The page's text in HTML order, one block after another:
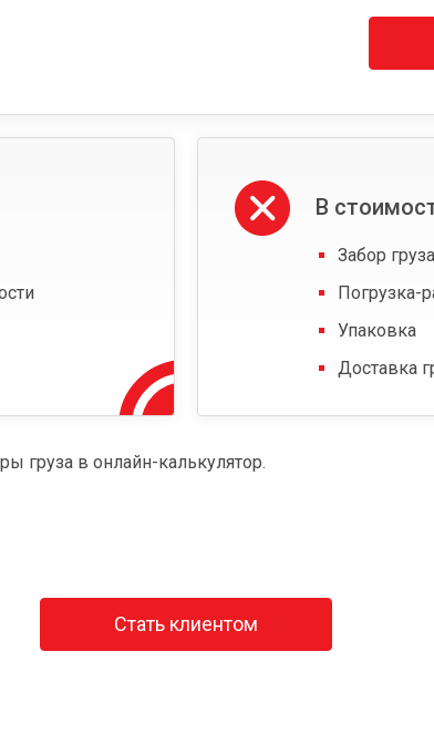
В
Забор
Погрузка-
Упаковка
Доставка
груза в онлайн-калькулятор.
Стать клиентом